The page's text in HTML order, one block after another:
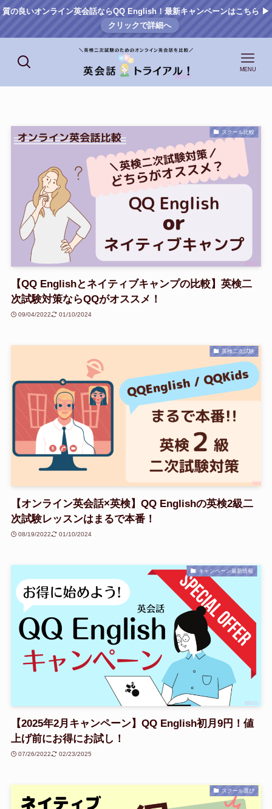
質の良いオンライン英会話ならQQ English！最新キャンペーンはこちら ▶
クリックで詳細へ
MENU
スクール比較
【QQ Englishとネイティブキャンプの比較】英検二
次試験対策ならQQがオススメ！
09/04/2022 01/10/2024
英検二次試験
【オンライン英会話×英検】QQ Englishの英検2級二
次試験レッスンはまるで本番！
08/19/2022 01/10/2024
キャンペーン最新情報
【2025年2月キャンペーン】QQ English初月9円！値
上げ前にお得にお試し！
07/26/2022 02/23/2025
スクール選び